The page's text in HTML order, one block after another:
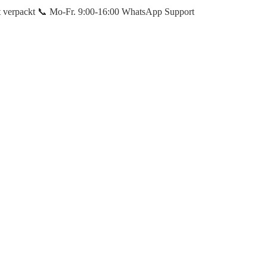
📞 Mo-Fr. 9:00-16:00 WhatsApp Support